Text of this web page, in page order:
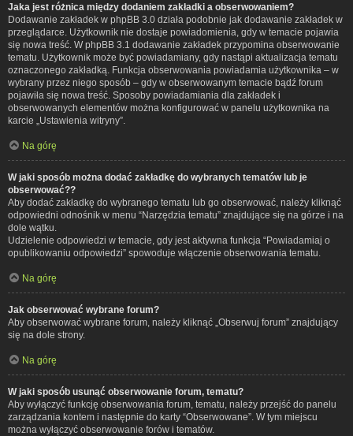
Jaka jest różnica między dodaniem zakładki a obserwowaniem?
Dodawanie zakładek w phpBB 3.0 działa podobnie jak dodawanie zakładek w
przeglądarce. Użytkownik nie dostaje powiadomienia, gdy w temacie pojawia
się nowa treść. W phpBB 3.1 dodawanie zakładek przypomina obserwowanie
tematu. Użytkownik może być powiadamiany, gdy nastąpi aktualizacja tematu
oznaczonego zakładką. Funkcja obserwowania powiadamia użytkownika – w
wybrany przez niego sposób – gdy w obserwowanym temacie bądź forum
pojawiła się nowa treść. Sposoby powiadamiania dla zakładek i
obserwowanych elementów można konfigurować w panelu użytkownika na
karcie „Ustawienia witryny”.
Na górę
W jaki sposób można dodać zakładkę do wybranych tematów lub je
obserwować??
Aby dodać zakładkę do wybranego tematu lub go obserwować, należy kliknąć
odpowiedni odnośnik w menu “Narzędzia tematu” znajdujące się na górze i na
dole wątku.
Udzielenie odpowiedzi w temacie, gdy jest aktywna funkcja “Powiadamiaj o
opublikowaniu odpowiedzi” spowoduje włączenie obserwowania tematu.
Na górę
Jak obserwować wybrane forum?
Aby obserwować wybrane forum, należy kliknąć „Obserwuj forum” znajdujący
się na dole strony.
Na górę
W jaki sposób usunąć obserwowanie forum, tematu?
Aby wyłączyć funkcję obserwowania forum, tematu, należy przejść do panelu
zarządzania kontem i następnie do karty “Obserwowane”. W tym miejscu
można wyłączyć obserwowanie forów i tematów.